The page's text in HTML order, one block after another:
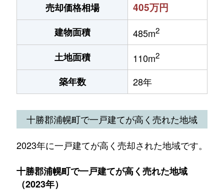
売却価格相場
405万円
建物面積 485m2
土地面積 110m2
築年数 28年
十勝郡浦幌町で一戸建てが高く売れた地域
2023年に一戸建てが高く売却された地域です。
十勝郡浦幌町で一戸建てが高く売れた地域
（2023年）